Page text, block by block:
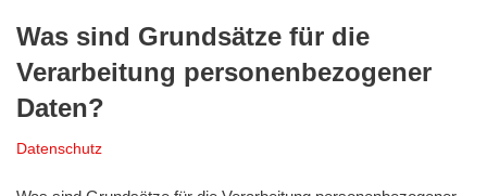
Was sind Grundsätze für die
Verarbeitung personenbezogener
Daten?
Datenschutz